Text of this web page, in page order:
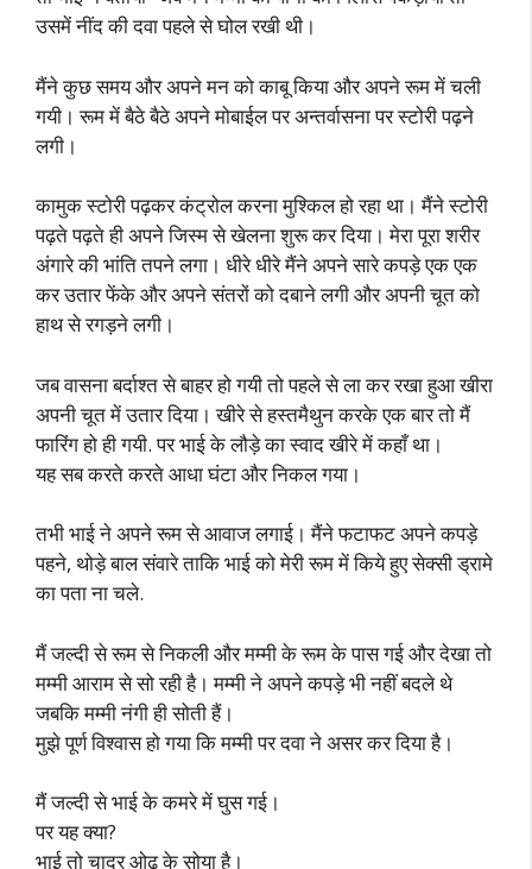
उसमें नींद की दवा पहले से घोल रखी थी।
मैंने कुछ समय और अपने मन को काबू किया और अपने रूम में चली
गयी। रूम में बैठे बैठे अपने मोबाईल पर अन्तर्वासना पर स्टोरी पढ़ने
लगी।
कामुक स्टोरी पढ़कर कंट्रोल करना मुश्किल हो रहा था। मैंने स्टोरी
पढ़ते पढ़ते ही अपने जिस्म से खेलना शुरू कर दिया। मेरा पूरा शरीर
अंगारे की भांति तपने लगा। धीरे धीरे मैंने अपने सारे कपड़े एक एक
कर उतार फेंके और अपने संतरों को दबाने लगी और अपनी चूत को
हाथ से रगड़ने लगी।
जब वासना बर्दाश्त से बाहर हो गयी तो पहले से ला कर रखा हुआ खीरा
अपनी चूत में उतार दिया। खीरे से हस्तमैथुन करके एक बार तो मैं
फारिंग हो ही गयी. पर भाई के लौड़े का स्वाद खीरे में कहाँ था।
यह सब करते करते आधा घंटा और निकल गया।
तभी भाई ने अपने रूम से आवाज लगाई। मैंने फटाफट अपने कपड़े
पहने, थोड़े बाल संवारे ताकि भाई को मेरी रूम में किये हुए सेक्सी ड्रामे
का पता ना चले.
मैं जल्दी से रूम से निकली और मम्मी के रूम के पास गई और देखा तो
मम्मी आराम से सो रही है। मम्मी ने अपने कपड़े भी नहीं बदले थे
जबकि मम्मी नंगी ही सोती हैं।
मुझे पूर्ण विश्वास हो गया कि मम्मी पर दवा ने असर कर दिया है।
मैं जल्दी से भाई के कमरे में घुस गई।
पर यह क्या?
भाई तो चादर ओढ़ के सोया है।